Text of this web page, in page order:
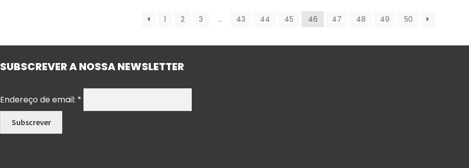
1 2 3 … 43 44 45 46 47 48 49 50
SUBSCREVER A NOSSA NEWSLETTER
Endereço de email: *